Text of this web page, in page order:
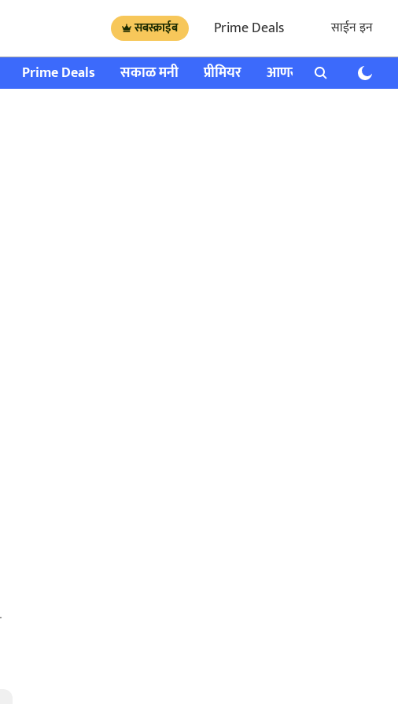
सबस्क्राईब Prime Deals साईन इन
Prime Deals सकाळ मनी प्रीमियर आणखी राशी भविष्य